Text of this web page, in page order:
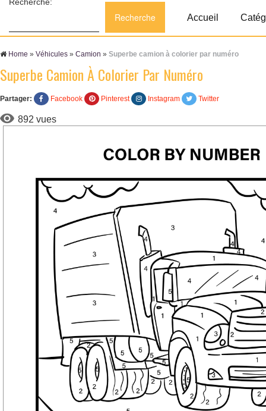
Accueil
Home » Véhicules » Camion » Superbe camion à colorier par numéro
Superbe Camion À Colorier Par Numéro
Partager: Facebook Pinterest Instagram Twitter
892 vues